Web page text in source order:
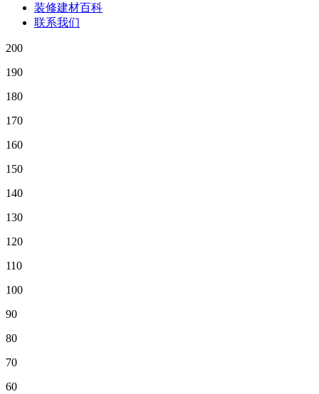
装修建材百科
联系我们
200
190
180
170
160
150
140
130
120
110
100
90
80
70
60